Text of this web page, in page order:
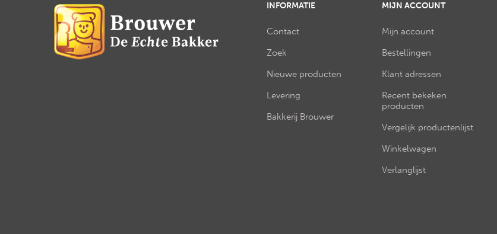
INFORMATIE
Contact
Zoek
Nieuwe producten
Levering
Bakkerij Brouwer
MIJN ACCOUNT
Mijn account
Bestellingen
Klant adressen
Recent bekeken
producten
Vergelijk productenlijst
Winkelwagen
Verlanglijst